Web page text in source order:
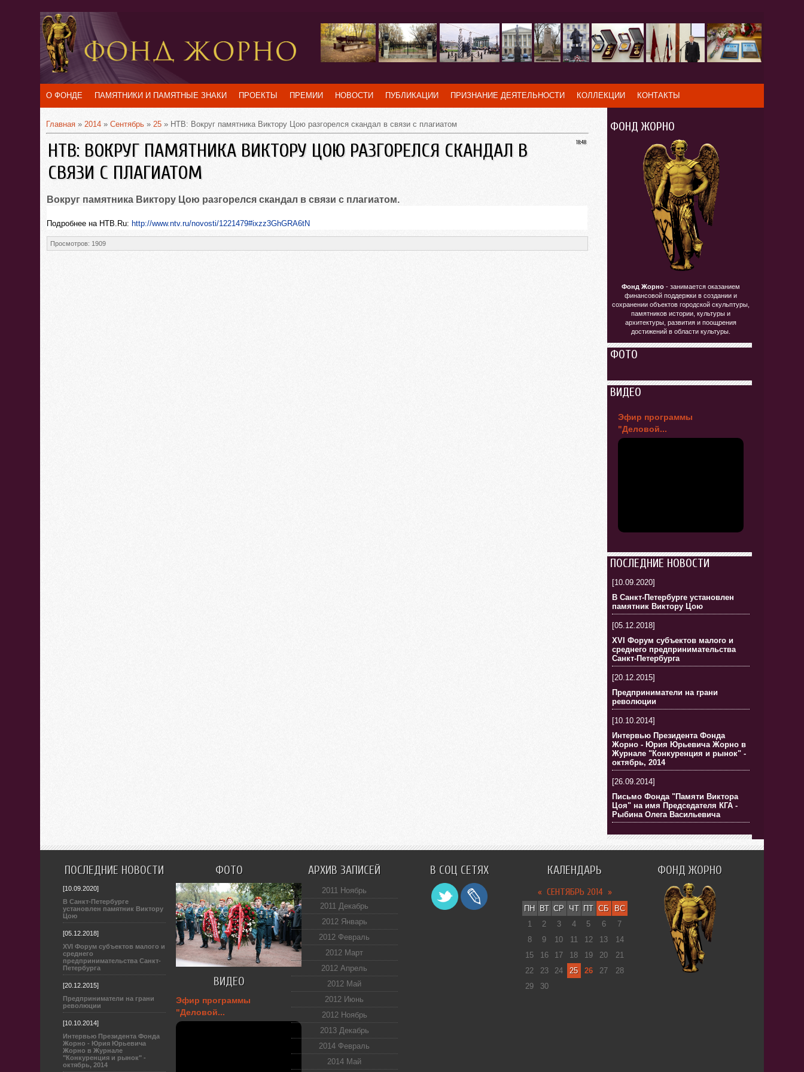
О ФОНДЕ ПАМЯТНИКИ И ПАМЯТНЫЕ ЗНАКИ ПРОЕКТЫ ПРЕМИИ НОВОСТИ ПУБЛИКАЦИИ ПРИЗНАНИЕ ДЕЯТЕЛЬНОСТИ КОЛЛЕКЦИИ КОНТАКТЫ
Главная »2014 » Сентябрь » 25 » НТВ: Вокруг памятника Виктору Цою разгорелся скандал в связи с плагиатом
18:48
НТВ: ВОКРУГ ПАМЯТНИКА ВИКТОРУ ЦОЮ РАЗГОРЕЛСЯ СКАНДАЛ В
СВЯЗИ С ПЛАГИАТОМ
Вокруг памятника Виктору Цою разгорелся скандал в связи с плагиатом.
Подробнее на НТВ.Ru: http://www.ntv.ru/novosti/1221479#ixzz3GhGRA6tN
Просмотров: 1909
ФОНД ЖОРНО
Фонд Жорно - занимается оказанием
финансовой поддержки в создании и
сохранении объектов городской скульптуры,
памятников истории, культуры и
архитектуры, развития и поощрения
достижений в области культуры.
ФОТО
ВИДЕО
Эфир программы
"Деловой...
ПОСЛЕДНИЕ НОВОСТИ
[10.09.2020]
В Санкт-Петербурге установлен
памятник Виктору Цою
[05.12.2018]
XVI Форум субъектов малого и
среднего предпринимательства
Санкт-Петербурга
[20.12.2015]
Предприниматели на грани
революции
[10.10.2014]
Интервью Президента Фонда
Жорно - Юрия Юрьевича Жорно в
Журнале "Конкуренция и рынок" -
октябрь, 2014
[26.09.2014]
Письмо Фонда "Памяти Виктора
Цоя" на имя Председателя КГА -
Рыбина Олега Васильевича
ПОСЛЕДНИЕ НОВОСТИ
[10.09.2020]
В Санкт-Петербурге
установлен памятник Виктору
Цою
[05.12.2018]
XVI Форум субъектов малого и
среднего
предпринимательства Санкт-
Петербурга
[20.12.2015]
Предприниматели на грани
революции
[10.10.2014]
Интервью Президента Фонда
Жорно - Юрия Юрьевича
Жорно в Журнале
"Конкуренция и рынок" -
октябрь, 2014
ФОТО
ВИДЕО
Эфир программы
"Деловой...
АРХИВ ЗАПИСЕЙ
2011 Ноябрь
2011 Декабрь
2012 Январь
2012 Февраль
2012 Март
2012 Апрель
2012 Май
2012 Июнь
2012 Ноябрь
2013 Декабрь
2014 Февраль
2014 Май
В СОЦ СЕТЯХ КАЛЕНДАРЬ
« СЕНТЯБРЬ 2014 »
ПН ВТ СР ЧТ ПТ СБ
ВС
1
2 3 4 5 6
7
8
9 10 11 12 13
14
15
16 17 18 19 20
21
22
23 24 25 26 27
28
29
30
ФОНД ЖОРНО